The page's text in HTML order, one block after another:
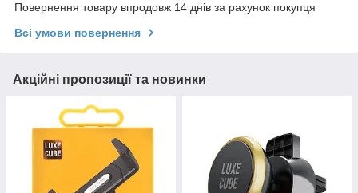
Повернення товару впродовж 14 днів за рахунок покупця
Всі умови повернення
Акційні пропозиції та новинки